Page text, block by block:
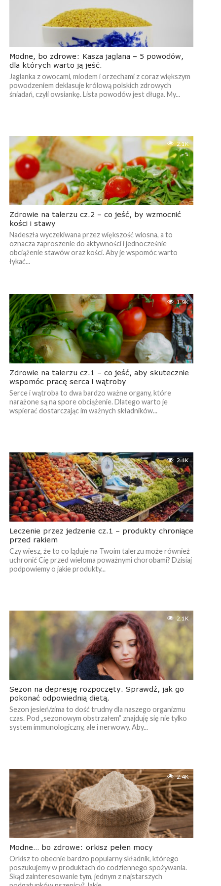
Modne, bo zdrowe: Kasza jaglana – 5 powodów,
dla których warto ją jeść.
Jaglanka z owocami, miodem i orzechami z coraz większym
powodzeniem deklasuje królową polskich zdrowych
śniadań, czyli owsiankę. Lista powodów jest długa. My...
2.1K
Zdrowie na talerzu cz.2 – co jeść, by wzmocnić
kości i stawy
Nadeszła wyczekiwana przez większość wiosna, a to
oznacza zaproszenie do aktywności i jednocześnie
obciążenie stawów oraz kości. Aby je wspomóc warto
łykać...
1.9K
Zdrowie na talerzu cz.1 – co jeść, aby skutecznie
wspomóc pracę serca i wątroby
Serce i wątroba to dwa bardzo ważne organy, które
narażone są na spore obciążenie. Dlatego warto je
wspierać dostarczając im ważnych składników...
2.1K
Leczenie przez jedzenie cz.1 – produkty chroniące
przed rakiem
Czy wiesz, że to co ląduje na Twoim talerzu może również
uchronić Cię przed wieloma poważnymi chorobami? Dzisiaj
podpowiemy o jakie produkty...
2.1K
Sezon na depresję rozpoczęty. Sprawdź, jak go
pokonać odpowiednią dietą.
Sezon jesień/zima to dość trudny dla naszego organizmu
czas. Pod „sezonowym obstrzałem” znajduję się nie tylko
system immunologiczny, ale i nerwowy. Aby...
2.4K
Modne… bo zdrowe: orkisz pełen mocy
Orkisz to obecnie bardzo popularny składnik, którego
poszukujemy w produktach do codziennego spożywania.
Skąd zainteresowanie tym, jednym z najstarszych